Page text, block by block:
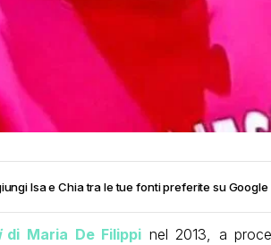
Isa e Chia tra le tue fonti preferite su Google
di Maria De Filippi nel 2013, a